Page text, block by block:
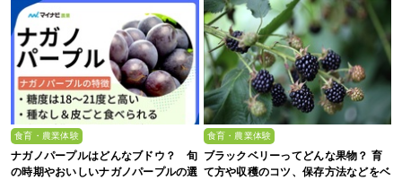
食育・農業体験
ナガノパープルはどんなブドウ？ 旬
の時期やおいしいナガノパープルの選
食育・農業体験
ブラックベリーってどんな果物？ 育
て方や収穫のコツ、保存方法などをベ